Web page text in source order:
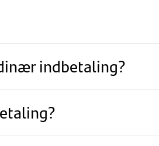
indbetaling?